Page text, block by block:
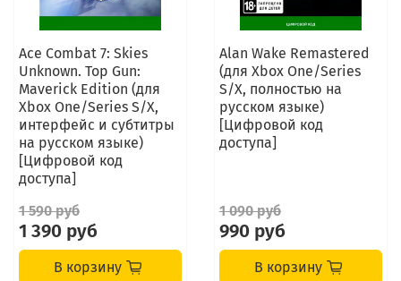
Ace Combat 7: Skies
Unknown. Top Gun:
Maverick Edition (для
Xbox One/Series S/X,
интерфейс и субтитры
на русском языке)
[Цифровой код
доступа]
1 590 руб
1 390 руб
В корзину
Alan Wake Remastered
(для Xbox One/Series
S/X, полностью на
русском языке)
[Цифровой код
доступа]
1 090 руб
990 руб
В корзину